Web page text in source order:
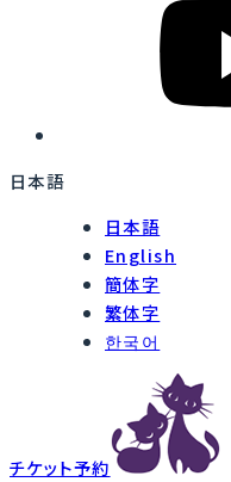
日本語
日本語
English
簡体字
繁体字
한국어
チケット予約